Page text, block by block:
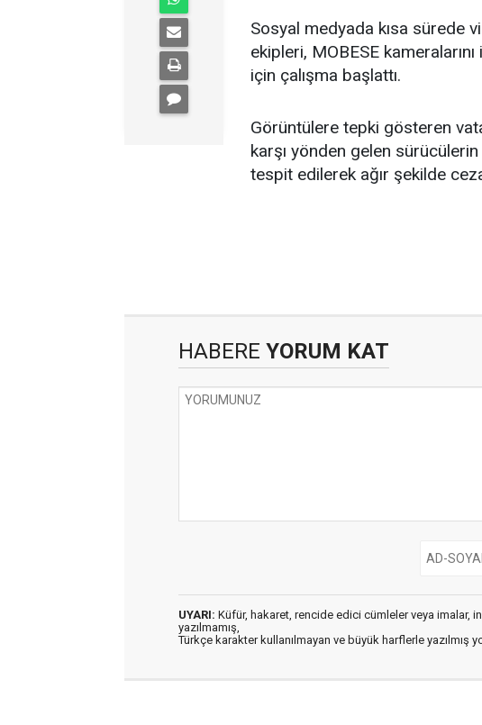
Sosyal medyada kısa sürede
ekipleri, MOBESE
için çalışma başlattı.
Görüntülere tepki gösteren
karşı yönden gelen sürücülerin
tespit edilerek ağır şekilde
HABERE YORUM KAT
UYARI: Küfür, hakaret, rencide edici cümleler veya imalar,
yazılmamış,
Türkçe karakter kullanılmayan ve büyük harflerle yazılmış